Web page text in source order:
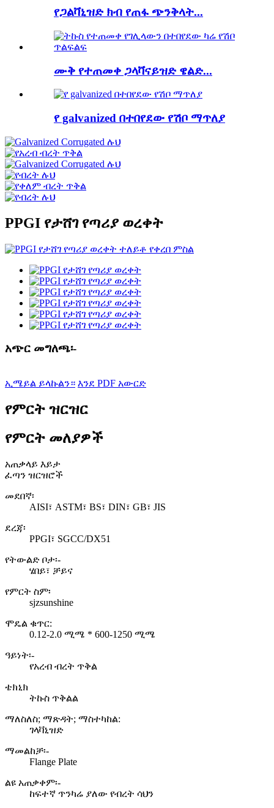
የጋልቫኒዝድ ክብ የጠፋ ጭንቅላት...
ሙቅ የተጠመቀ ጋላቫናይዝድ ዌልድ...
የ galvanized በተበየደው የሽቦ ማጥለያ
PPGI የታሸገ የጣሪያ ወረቀት
አጭር መግለጫ፡-
ኢሜይል ይላኩልን። እንደ PDF አውርድ
የምርት ዝርዝር
የምርት መለያዎች
አጠቃላይ እይታ
ፈጣን ዝርዝሮች
መደበኛ፡
AISI፣ ASTM፣ BS፣ DIN፣ GB፣ JIS
ደረጃ፡
PPGI፣ SGCC/DX51
የትውልድ ቦታ፡-
ሄበይ፣ ቻይና
የምርት ስም፡
sjzsunshine
ሞዴል ቁጥር:
0.12-2.0 ሚሜ * 600-1250 ሚሜ
ዓይነት፡-
የአረብ ብረት ጥቅል
ቴክኒክ
ትኩስ ጥቅልል
ማለስለስ; ማጽዳት; ማስተካከል:
ገላቫኒዝድ
ማመልከቻ፡-
Flange Plate
ልዩ አጠቃቀም፡-
ከፍተኛ ጥንካሬ ያለው የብረት ሳህን